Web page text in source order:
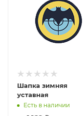
Шапка зимняя
уставная
Есть в наличии